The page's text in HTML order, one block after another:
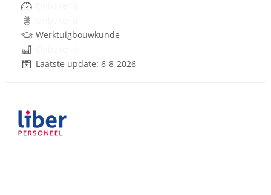
Werktuigbouwkunde
Laatste update: 6-8-2026